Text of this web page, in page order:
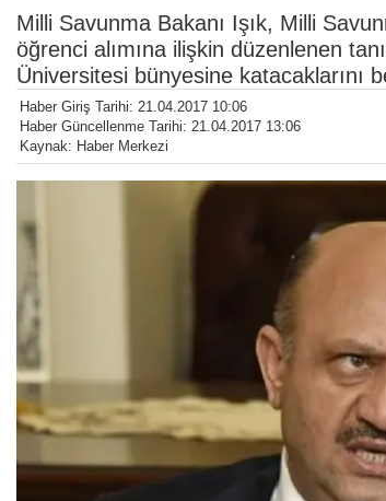
Milli Savunma Bakanı Işık, Milli
öğrenci alımına ilişkin düzenlenen
Üniversitesi bünyesine katacaklarını
Haber Giriş Tarihi: 21.04.2017 10:06
Haber Güncellenme Tarihi: 21.04.2017 13:06
Kaynak: Haber Merkezi